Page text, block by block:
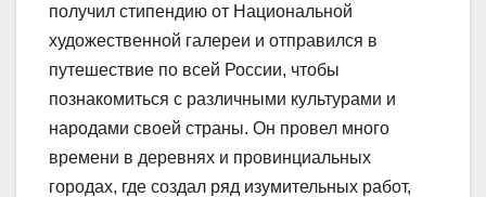
получил стипендию от Национальной
художественной галереи и отправился в
путешествие по всей России, чтобы
познакомиться с различными культурами и
народами своей страны. Он провел много
времени в деревнях и провинциальных
городах, где создал ряд изумительных работ,